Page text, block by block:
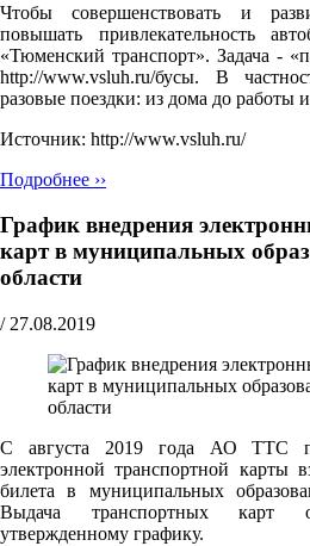
Чтобы совершенствовать и
повышать привлекательность
«Тюменский транспорт». Задача -
http://www.vsluh.ru/бусы. В
разовые поездки: из дома до работы
Источник: http://www.vsluh.ru/
Подробнее ››
График внедрения
карт в муниципальных
области
/ 27.08.2019
С августа 2019 года АО ТТС
электронной транспортной карты
билета в муниципальных
Выдача транспортных карт
утвержденному графику.